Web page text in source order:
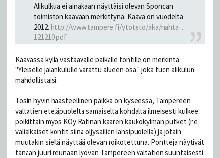
Alikulkua ei ainakaan näyttäisi olevan Spondan
toimiston kaavaan merkittynä. Kaava on vuodelta
2012. http://www.tampere.fi/ytoteto/aka/nahta ...
121210.pdf
Kaavassa kyllä vastaavalle paikalle tontille on merkintä
"Yleiselle jalankululle varattu alueen osa." joka tuon alikulun
mahdollistaisi.
Tosin hyvin haasteellinen paikka on kyseessä, Tampereen
valtatien eteläpuolelta samaiselta kohdalta ilmeisesti kulkee
poikittain myös KOy Ratinan kaaren kaukokylmän putket (ne
väliaikaiset kontit siinä öljysäiliön länsipuolella) ja jotain
muutakin siellä näyttää olevan roikotettuna. Pontteja näytivät
tänään juuri reunaan lyövän Tampereen valtatien suuntaisesti.